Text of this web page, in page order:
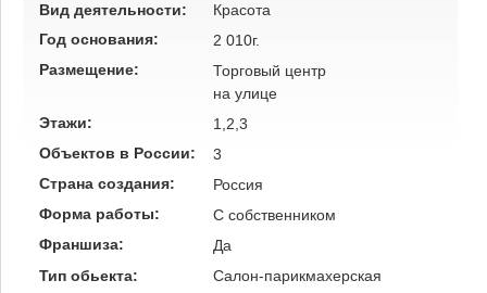
Вид деятельности:
Красота
Год основания:
2 010г.
Размещение:
Торговый центр
на улице
Этажи:
1,2,3
Объектов в России:
3
Страна создания:
Россия
Форма работы:
C собственником
Франшиза:
Да
Тип обьекта:
Салон-парикмахерская